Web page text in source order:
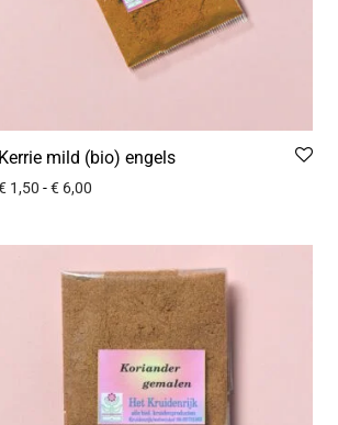
Kerrie mild (bio) engels
1,50 -€ 6,00